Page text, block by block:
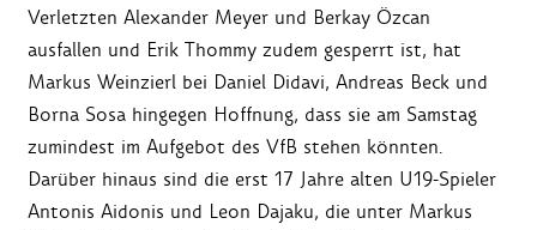
Verletzten Alexander Meyer und Berkay Özcan
ausfallen und Erik Thommy zudem gesperrt ist, hat
Markus Weinzierl bei Daniel Didavi, Andreas Beck und
Borna Sosa hingegen Hoffnung, dass sie am Samstag
zumindest im Aufgebot des VfB stehen könnten.
Darüber hinaus sind die erst 17 Jahre alten U19-Spieler
Antonis Aidonis und Leon Dajaku, die unter Markus